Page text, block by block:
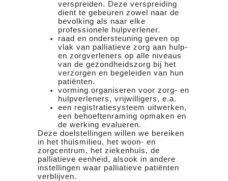
verspreiden. Deze verspreiding
dient te gebeuren zowel naar de
bevolking als naar elke
professionele hulpverlener.
raad en ondersteuning geven op
vlak van palliatieve zorg aan hulp-
en zorgverleners op alle niveaus
van de gezondheidszorg bij het
verzorgen en begeleiden van hun
patiënten.
vorming organiseren voor zorg- en
hulpverleners, vrijwilligers, e.a.
een registratiesysteem uitwerken,
een behoeftenraming opmaken en
de werking evalueren.
Deze doelstellingen willen we bereiken
in het thuismilieu, het woon- en
zorgcentrum, het ziekenhuis, de
palliatieve eenheid, alsook in andere
instellingen waar palliatieve patiënten
verblijven.